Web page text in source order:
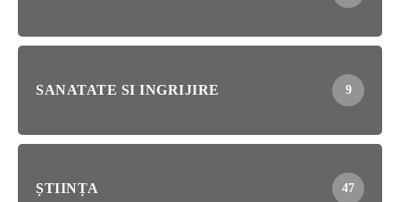
SANATATE SI INGRIJIRE 9
ȘTIINȚA 47